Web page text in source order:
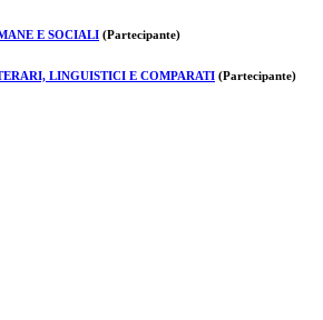
E SOCIALI (Partecipante)
LINGUISTICI E COMPARATI (Partecipante)